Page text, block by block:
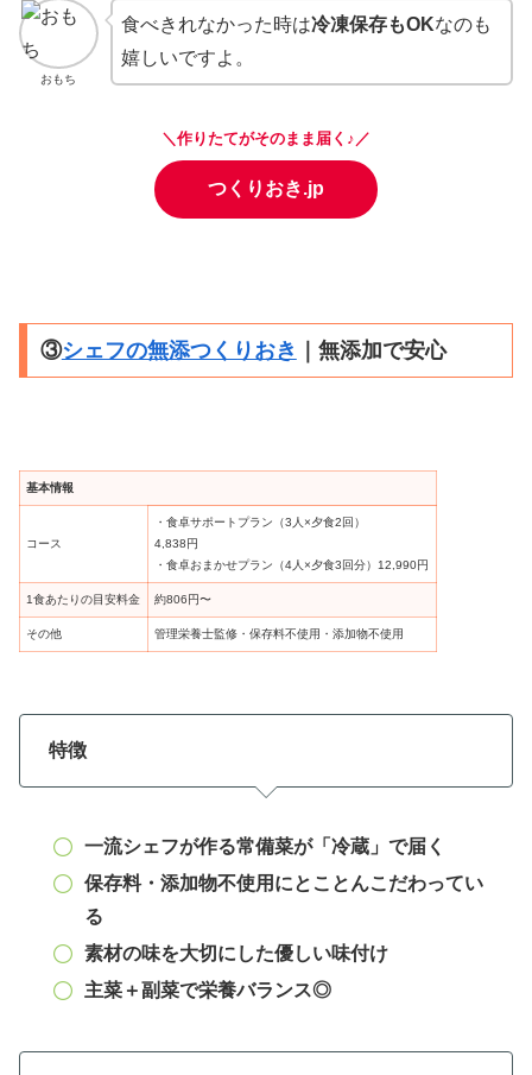
おもち
食べきれなかった時は冷凍保存もOKなのも
嬉しいですよ。
＼作りたてがそのまま届く♪／
つくりおき.jp
③シェフの無添つくりおき ｜無添加で安心
基本情報
コース
・食卓サポートプラン（3人×夕食2回）
4,838円
・食卓おまかせプラン（4人×夕食3回分）12,990円
1食あたりの目安料金 約806円〜
その他 管理栄養士監修・保存料不使用・添加物不使用
特徴
一流シェフが作る常備菜が「冷蔵」で届く
保存料・添加物不使用にとことんこだわってい
る
素材の味を大切にした優しい味付け
主菜＋副菜で栄養バランス◎